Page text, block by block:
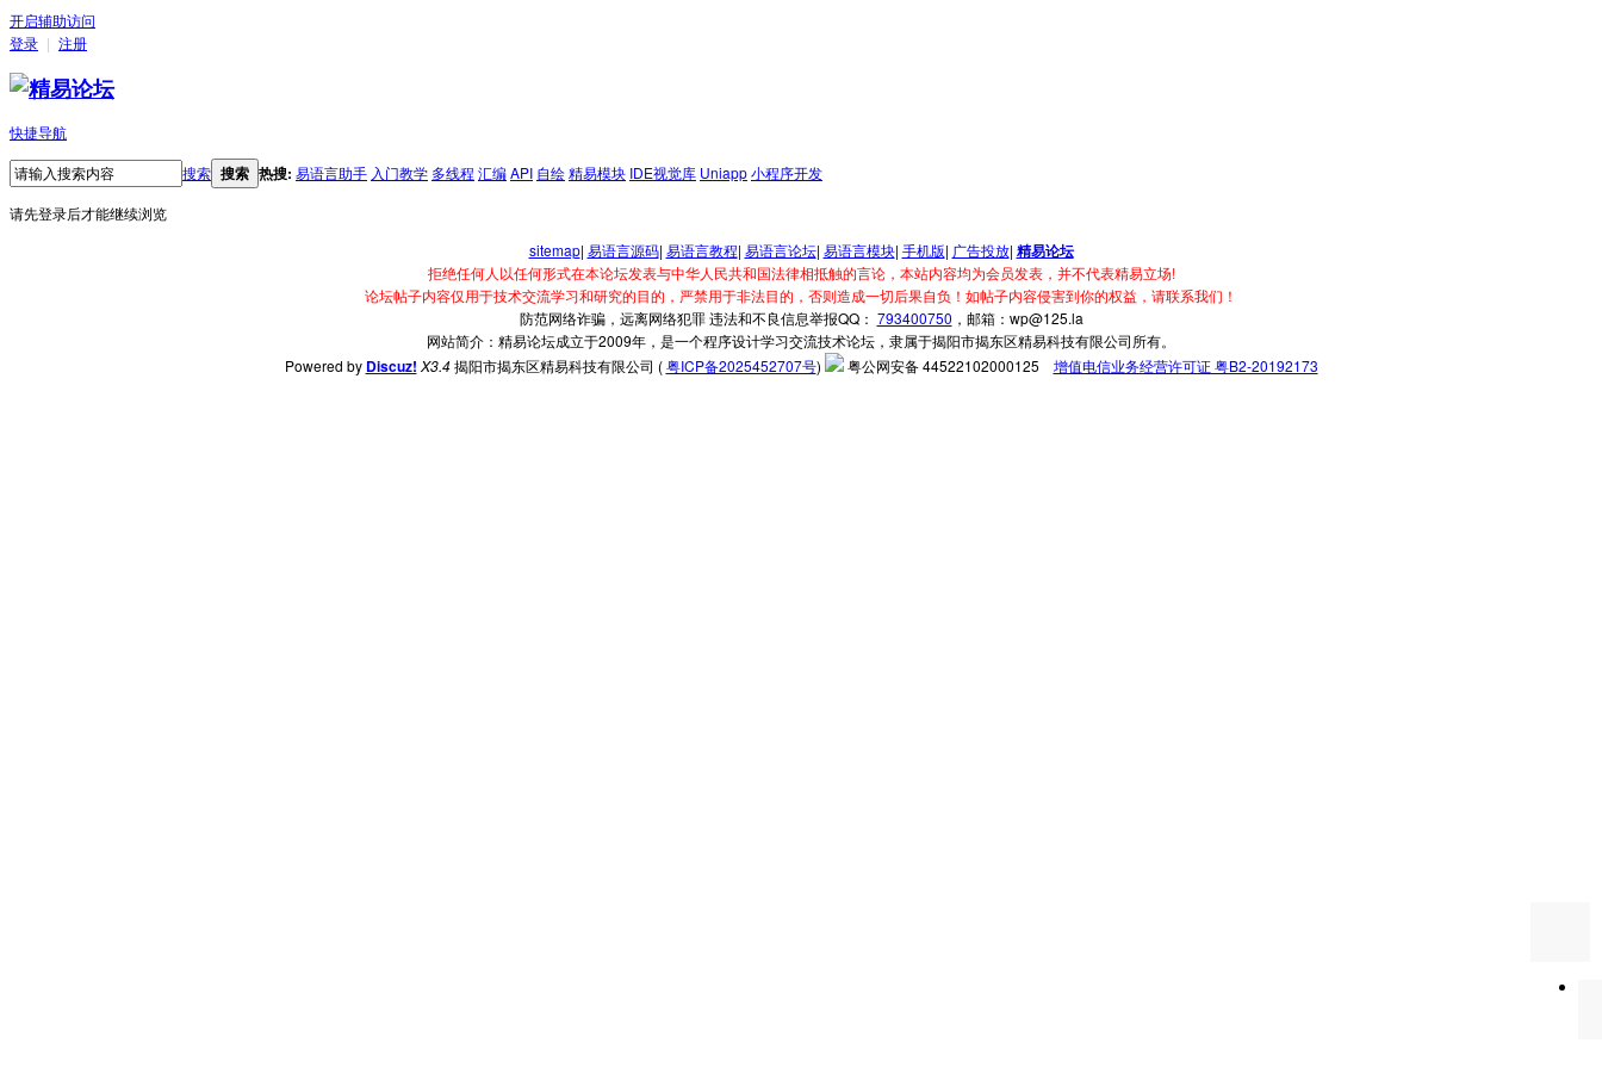
开启辅助访问
登录 | 注册
快捷导航
搜索 搜索 热搜: 易语言助手 入门教学 多线程 汇编API 自绘精易模块 IDE视觉库 Uniapp小程序开发
请先登录后才能继续浏览
sitemap| 易语言源码| 易语言教程| 易语言论坛| 易语言模块| 手机版| 广告投放| 精易论坛
拒绝任何人以任何形式在本论坛发表与中华人民共和国法律相抵触的言论，本站内容均为会员发表，并不代表精易立场!
论坛帖子内容仅用于技术交流学习和研究的目的，严禁用于非法目的，否则造成一切后果自负！如帖子内容侵害到你的权益，请联系我们！
防范网络诈骗，远离网络犯罪 违法和不良信息举报QQ： 793400750 ，邮箱：wp@125.la
网站简介：精易论坛成立于2009年，是一个程序设计学习交流技术论坛，隶属于揭阳市揭东区精易科技有限公司所有。
Powered by Discuz! X3.4揭阳市揭东区精易科技有限公司 (粤ICP备2025452707号) 粤公网安备 44522102000125 增值电信业务经营许可证 粤B2-20192173